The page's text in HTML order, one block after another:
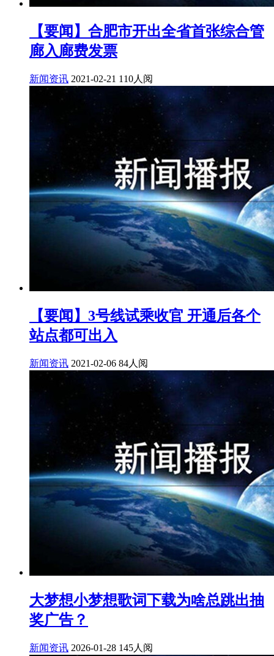
【要闻】合肥市开出全省首张综合管
廊入廊费发票
新闻资讯 2021-02-21 110人阅
【要闻】3号线试乘收官 开通后各个
站点都可出入
新闻资讯 2021-02-06 84人阅
大梦想小梦想歌词下载为啥总跳出抽
奖广告？
新闻资讯 2026-01-28 145人阅